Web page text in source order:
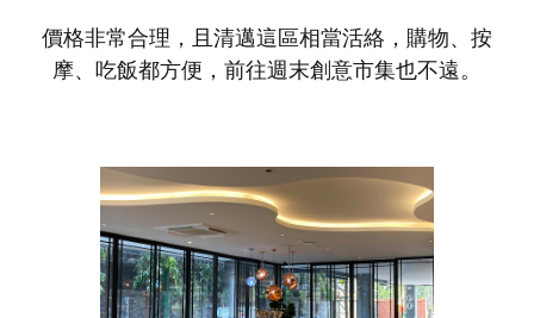
價格非常合理，且清邁這區相當活絡， 購物、按
摩、吃飯都方便，前往週末創意市集也不遠。